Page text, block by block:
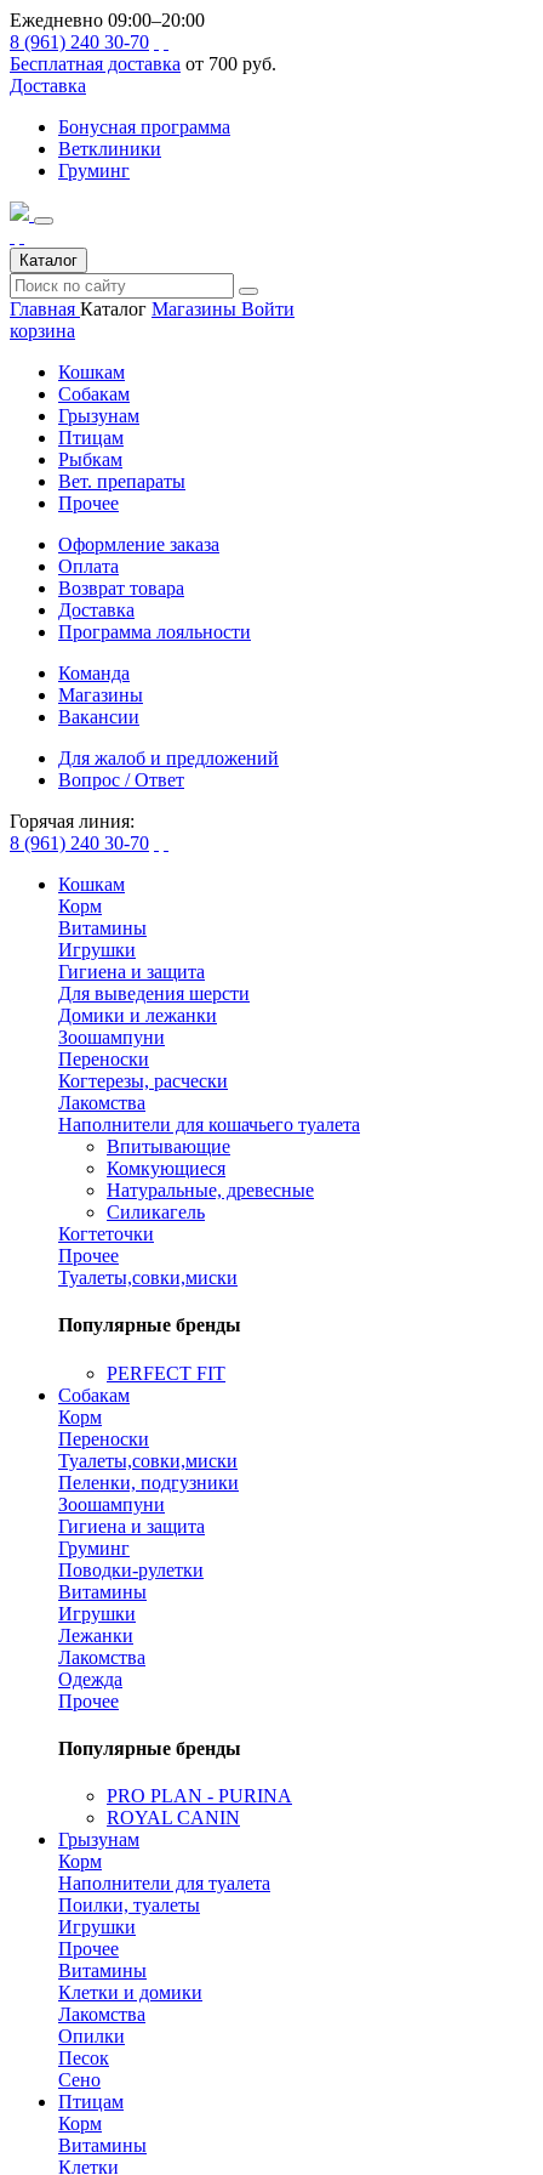
Ежедневно 09:00–20:00
8 (961) 240 30-70
Бесплатная доставка от 700 руб.
Доставка
Бонусная программа
Ветклиники
Груминг
Каталог
Главная Каталог Магазины Войти
корзина
Кошкам
Собакам
Грызунам
Птицам
Рыбкам
Вет. препараты
Прочее
Оформление заказа
Оплата
Возврат товара
Доставка
Программа лояльности
Команда
Магазины
Вакансии
Для жалоб и предложений
Вопрос / Ответ
Горячая линия:
8 (961) 240 30-70
Кошкам
Корм
Витамины
Игрушки
Гигиена и защита
Для выведения шерсти
Домики и лежанки
Зоошампуни
Переноски
Когтерезы, расчески
Лакомства
Наполнители для кошачьего туалета
Впитывающие
Комкующиеся
Натуральные, древесные
Силикагель
Когтеточки
Прочее
Туалеты,совки,миски
Популярные бренды
PERFECT FIT
Собакам
Корм
Переноски
Туалеты,совки,миски
Пеленки, подгузники
Зоошампуни
Гигиена и защита
Груминг
Поводки-рулетки
Витамины
Игрушки
Лежанки
Лакомства
Одежда
Прочее
Популярные бренды
PRO PLAN - PURINA
ROYAL CANIN
Грызунам
Корм
Наполнители для туалета
Поилки, туалеты
Игрушки
Прочее
Витамины
Клетки и домики
Лакомства
Опилки
Песок
Сено
Птицам
Корм
Витамины
Клетки